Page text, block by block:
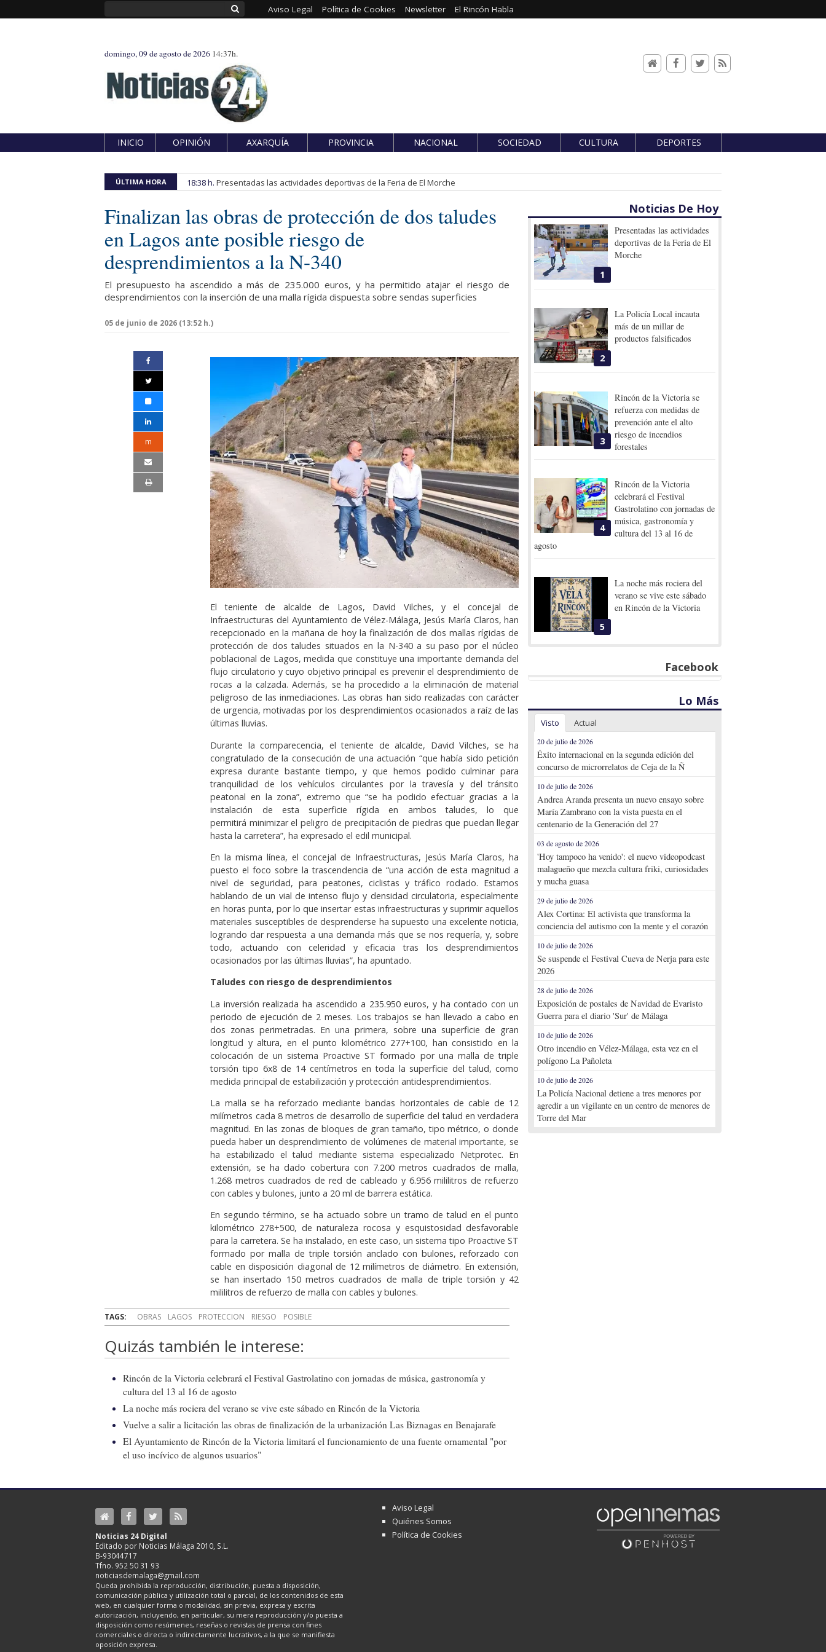
Aviso Legal Política de Cookies Newsletter El Rincón Habla
domingo, 09 de agosto de 2026 14:37h.
INICIO OPINIÓN AXARQUÍA PROVINCIA NACIONAL SOCIEDAD CULTURA DEPORTES
ÚLTIMA HORA 18:38 h. Presentadas las actividades deportivas de la Feria de El Morche
Finalizan las obras de protección de dos taludes
en Lagos ante posible riesgo de
desprendimientos a la N-340
El presupuesto ha ascendido a más de 235.000 euros, y ha permitido atajar el riesgo de
desprendimientos con la inserción de una malla rígida dispuesta sobre sendas superficies
05 de junio de 2026 (13:52 h.)
m
El teniente de alcalde de Lagos, David Vilches, y el concejal de
Infraestructuras del Ayuntamiento de Vélez-Málaga, Jesús María Claros, han
recepcionado en la mañana de hoy la finalización de dos mallas rígidas de
protección de dos taludes situados en la N-340 a su paso por el núcleo
poblacional de Lagos, medida que constituye una importante demanda del
flujo circulatorio y cuyo objetivo principal es prevenir el desprendimiento de
rocas a la calzada. Además, se ha procedido a la eliminación de material
peligroso de las inmediaciones. Las obras han sido realizadas con carácter
de urgencia, motivadas por los desprendimientos ocasionados a raíz de las
últimas lluvias.
Durante la comparecencia, el teniente de alcalde, David Vilches, se ha
congratulado de la consecución de una actuación “que había sido petición
expresa durante bastante tiempo, y que hemos podido culminar para
tranquilidad de los vehículos circulantes por la travesía y del tránsito
peatonal en la zona”, extremo que “se ha podido efectuar gracias a la
instalación de esta superficie rígida en ambos taludes, lo que
permitirá minimizar el peligro de precipitación de piedras que puedan llegar
hasta la carretera”, ha expresado el edil municipal.
En la misma línea, el concejal de Infraestructuras, Jesús María Claros, ha
puesto el foco sobre la trascendencia de “una acción de esta magnitud a
nivel de seguridad, para peatones, ciclistas y tráfico rodado. Estamos
hablando de un vial de intenso flujo y densidad circulatoria, especialmente
en horas punta, por lo que insertar estas infraestructuras y suprimir aquellos
materiales susceptibles de desprenderse ha supuesto una excelente noticia,
logrando dar respuesta a una demanda más que se nos requería, y, sobre
todo, actuando con celeridad y eficacia tras los desprendimientos
ocasionados por las últimas lluvias”, ha apuntado.
Taludes con riesgo de desprendimientos
La inversión realizada ha ascendido a 235.950 euros, y ha contado con un
periodo de ejecución de 2 meses. Los trabajos se han llevado a cabo en
dos zonas perimetradas. En una primera, sobre una superficie de gran
longitud y altura, en el punto kilométrico 277+100, han consistido en la
colocación de un sistema Proactive ST formado por una malla de triple
torsión tipo 6x8 de 14 centímetros en toda la superficie del talud, como
medida principal de estabilización y protección antidesprendimientos.
La malla se ha reforzado mediante bandas horizontales de cable de 12
milímetros cada 8 metros de desarrollo de superficie del talud en verdadera
magnitud. En las zonas de bloques de gran tamaño, tipo métrico, o donde
pueda haber un desprendimiento de volúmenes de material importante, se
ha estabilizado el talud mediante sistema especializado Netprotec. En
extensión, se ha dado cobertura con 7.200 metros cuadrados de malla,
1.268 metros cuadrados de red de cableado y 6.956 mililitros de refuerzo
con cables y bulones, junto a 20 ml de barrera estática.
En segundo término, se ha actuado sobre un tramo de talud en el punto
kilométrico 278+500, de naturaleza rocosa y esquistosidad desfavorable
para la carretera. Se ha instalado, en este caso, un sistema tipo Proactive ST
formado por malla de triple torsión anclado con bulones, reforzado con
cable en disposición diagonal de 12 milímetros de diámetro. En extensión,
se han insertado 150 metros cuadrados de malla de triple torsión y 42
mililitros de refuerzo de malla con cables y bulones.
TAGS: OBRAS LAGOS PROTECCION RIESGO POSIBLE
Quizás también le interese:
Rincón de la Victoria celebrará el Festival Gastrolatino con jornadas de música, gastronomía y
cultura del 13 al 16 de agosto
La noche más rociera del verano se vive este sábado en Rincón de la Victoria
Vuelve a salir a licitación las obras de finalización de la urbanización Las Biznagas en Benajarafe
El Ayuntamiento de Rincón de la Victoria limitará el funcionamiento de una fuente ornamental "por
el uso incívico de algunos usuarios"
Noticias De Hoy
1
Presentadas las actividades
deportivas de la Feria de El
Morche
2
La Policía Local incauta
más de un millar de
productos falsificados
3
Rincón de la Victoria se
refuerza con medidas de
prevención ante el alto
riesgo de incendios
forestales
4
Rincón de la Victoria
celebrará el Festival
Gastrolatino con jornadas de
música, gastronomía y
cultura del 13 al 16 de
agosto
5
La noche más rociera del
verano se vive este sábado
en Rincón de la Victoria
Facebook
Lo Más
Visto Actual
20 de julio de 2026
Éxito internacional en la segunda edición del
concurso de microrrelatos de Ceja de la Ñ
10 de julio de 2026
Andrea Aranda presenta un nuevo ensayo sobre
María Zambrano con la vista puesta en el
centenario de la Generación del 27
03 de agosto de 2026
'Hoy tampoco ha venido': el nuevo videopodcast
malagueño que mezcla cultura friki, curiosidades
y mucha guasa
29 de julio de 2026
Alex Cortina: El activista que transforma la
conciencia del autismo con la mente y el corazón
10 de julio de 2026
Se suspende el Festival Cueva de Nerja para este
2026
28 de julio de 2026
Exposición de postales de Navidad de Evaristo
Guerra para el diario 'Sur' de Málaga
10 de julio de 2026
Otro incendio en Vélez-Málaga, esta vez en el
polígono La Pañoleta
10 de julio de 2026
La Policía Nacional detiene a tres menores por
agredir a un vigilante en un centro de menores de
Torre del Mar
Noticias 24 Digital
Editado por Noticias Málaga 2010, S.L.
B-93044717
Tfno. 952 50 31 93
noticiasdemalaga@gmail.com
Queda prohibida la reproducción, distribución, puesta a disposición,
comunicación pública y utilización total o parcial, de los contenidos de esta
web, en cualquier forma o modalidad, sin previa, expresa y escrita
autorización, incluyendo, en particular, su mera reproducción y/o puesta a
disposición como resúmenes, reseñas o revistas de prensa con fines
comerciales o directa o indirectamente lucrativos, a la que se manifiesta
oposición expresa.
Aviso Legal
Quiénes Somos
Política de Cookies